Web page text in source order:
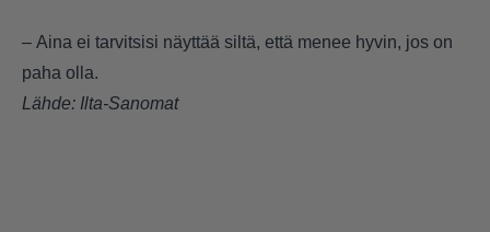
– Aina ei tarvitsisi näyttää siltä, että menee hyvin, jos on
paha olla.
Lähde: Ilta-Sanomat